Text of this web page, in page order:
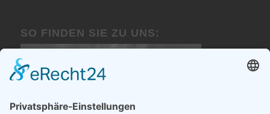
SO FINDEN SIE ZU UNS: